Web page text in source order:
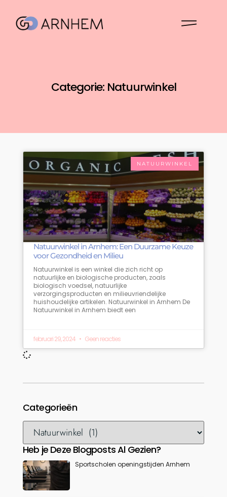
Categorie: Natuurwinkel
Categorieën
Heb je Deze Blogposts Al Gezien?
Sportscholen openingstijden Arnhem
NATUURWINKEL
Natuurwinkel in Arnhem: Een Duurzame Keuze
voor Gezondheid en Milieu
Natuurwinkel is een winkel die zich richt op
natuurlijke en biologische producten, zoals
biologisch voedsel, natuurlijke
verzorgingsproducten en milieuvriendelijke
huishoudelijke artikelen. Natuurwinkel in Arnhem De
Natuurwinkel in Arnhem biedt een
februari 29, 2024 Geen reacties